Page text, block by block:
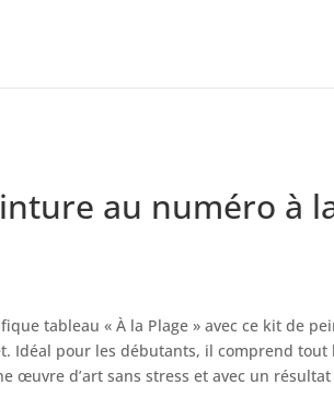
au numéro à
tableau « À la Plage » avec ce kit de
Idéal pour les débutants, il comprend tout
œuvre d’art sans stress et avec un